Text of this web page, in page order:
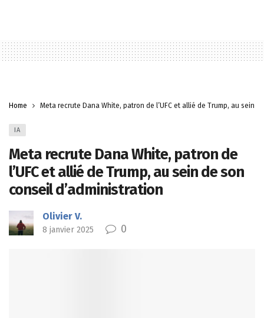
Home Meta recrute Dana White, patron de l’UFC et allié de Trump, au sein
IA
Meta recrute Dana White, patron de
l’UFC et allié de Trump, au sein de son
conseil d’administration
Olivier V.
8 janvier 2025 0